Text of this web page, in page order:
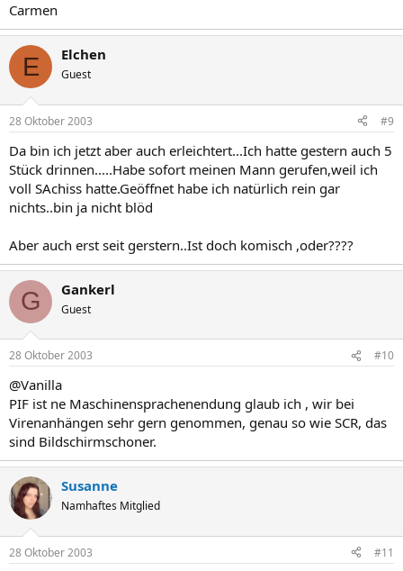
Carmen
E Elchen
Guest
28 Oktober 2003 #9
Da bin ich jetzt aber auch erleichtert...Ich hatte gestern auch 5
Stück drinnen.....Habe sofort meinen Mann gerufen,weil ich
voll SAchiss hatte.Geöffnet habe ich natürlich rein gar
nichts..bin ja nicht blöd
Aber auch erst seit gerstern..Ist doch komisch ,oder????
G Gankerl
Guest
28 Oktober 2003 #10
@Vanilla
PIF ist ne Maschinensprachenendung glaub ich , wir bei
Virenanhängen sehr gern genommen, genau so wie SCR, das
sind Bildschirmschoner.
Susanne
Namhaftes Mitglied
28 Oktober 2003 #11